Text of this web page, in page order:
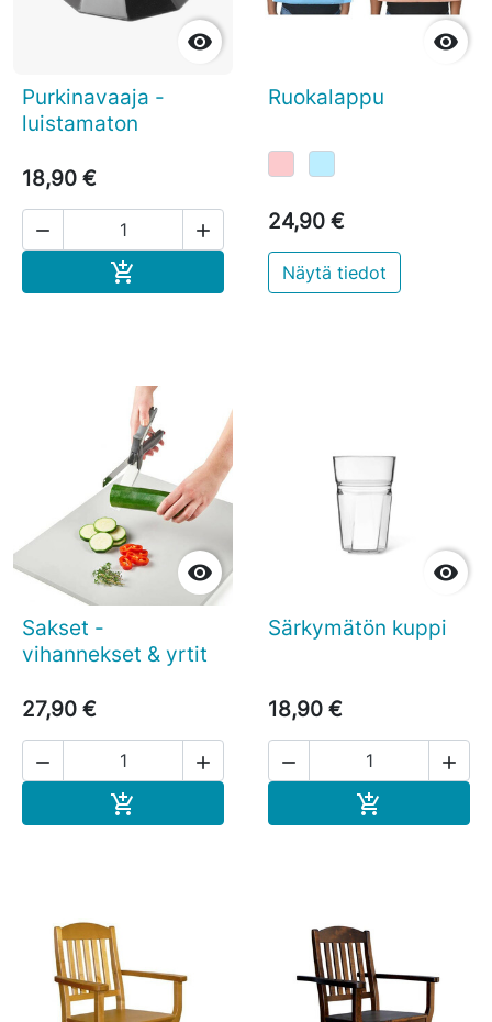

Purkinavaaja -
luistamaton
18,90 €
 


Ruokalappu
24,90 €
Näytä tiedot

Sakset -
vihannekset & yrtit
27,90 €
 


Särkymätön kuppi
18,90 €
 
